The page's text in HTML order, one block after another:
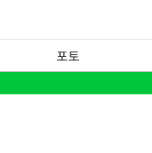
포토